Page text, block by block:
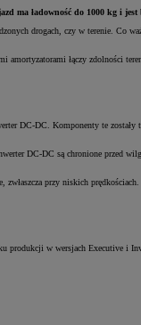
ma ładowność do 1000 kg i
drogach, czy w terenie. Co
łączy zdolności
DC-DC. Komponenty te zostały
DC-DC są chronione przed
przy niskich
w wersjach Executive i